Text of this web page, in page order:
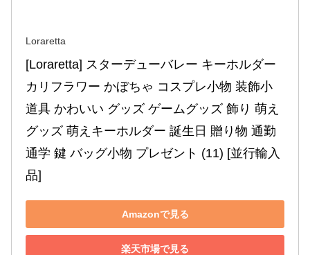
Loraretta
[Loraretta] スターデューバレー キーホルダー
カリフラワー かぼちゃ コスプレ小物 装飾小
道具 かわいい グッズ ゲームグッズ 飾り 萌え
グッズ 萌えキーホルダー 誕生日 贈り物 通勤
通学 鍵 バッグ小物 プレゼント (11) [並行輸入
品]
Amazonで見る
楽天市場で見る